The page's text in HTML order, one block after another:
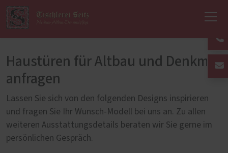
Haustüren für Altbau und Denkmal
anfragen
Lassen Sie sich von den folgenden Designs inspirieren
und fragen Sie Ihr Wunsch-Modell bei uns an. Zu allen
weiteren Ausstattungsdetails beraten wir Sie gerne im
persönlichen Gespräch.